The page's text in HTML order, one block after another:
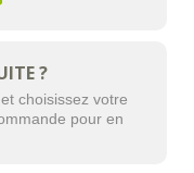
?
choisissez votre
pour en